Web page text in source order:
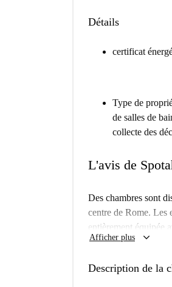
Détails
certificat
Type de
de salles de
collecte des
L'avis de
Des chambres sont
centre de Rome. Les
entièrement équipée
d'un four et d'une
Afficher plus keyboard_arrow_down
Description de la